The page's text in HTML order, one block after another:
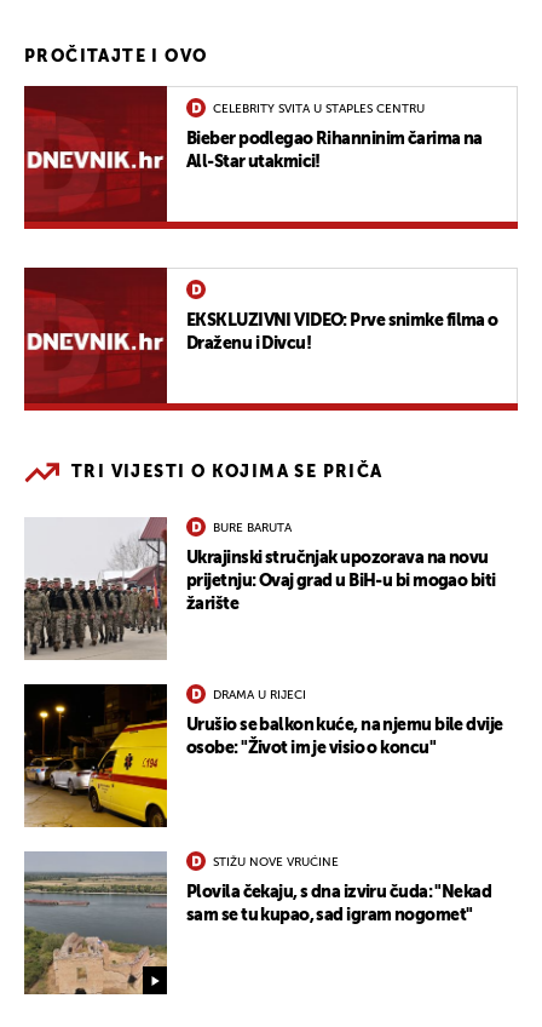
PROČITAJTE I OVO
CELEBRITY SVITA U STAPLES CENTRU
Bieber podlegao Rihanninim čarima na
All-Star utakmici!
EKSKLUZIVNI VIDEO: Prve snimke filma o
Draženu i Divcu!
TRI VIJESTI O KOJIMA SE PRIČA
BURE BARUTA
Ukrajinski stručnjak upozorava na novu
prijetnju: Ovaj grad u BiH-u bi mogao biti
žarište
DRAMA U RIJECI
Urušio se balkon kuće, na njemu bile dvije
osobe: "Život im je visio o koncu"
STIŽU NOVE VRUĆINE
Plovila čekaju, s dna izviru čuda: "Nekad
sam se tu kupao, sad igram nogomet"